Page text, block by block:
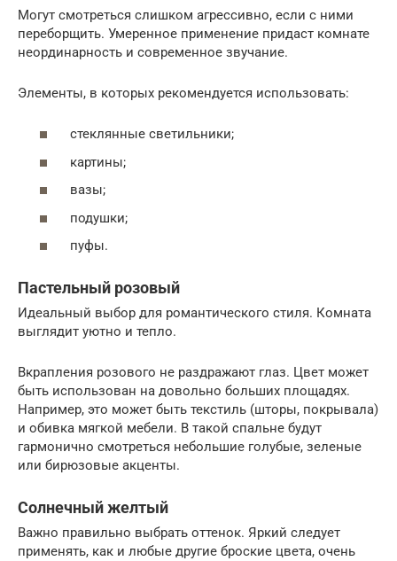
Могут смотреться слишком агрессивно, если с ними
переборщить. Умеренное применение придаст комнате
неординарность и современное звучание.
Элементы, в которых рекомендуется использовать:
стеклянные светильники;
картины;
вазы;
подушки;
пуфы.
Пастельный розовый
Идеальный выбор для романтического стиля. Комната
выглядит уютно и тепло.
Вкрапления розового не раздражают глаз. Цвет может
быть использован на довольно больших площадях.
Например, это может быть текстиль (шторы, покрывала)
и обивка мягкой мебели. В такой спальне будут
гармонично смотреться небольшие голубые, зеленые
или бирюзовые акценты.
Солнечный желтый
Важно правильно выбрать оттенок. Яркий следует
применять, как и любые другие броские цвета, очень